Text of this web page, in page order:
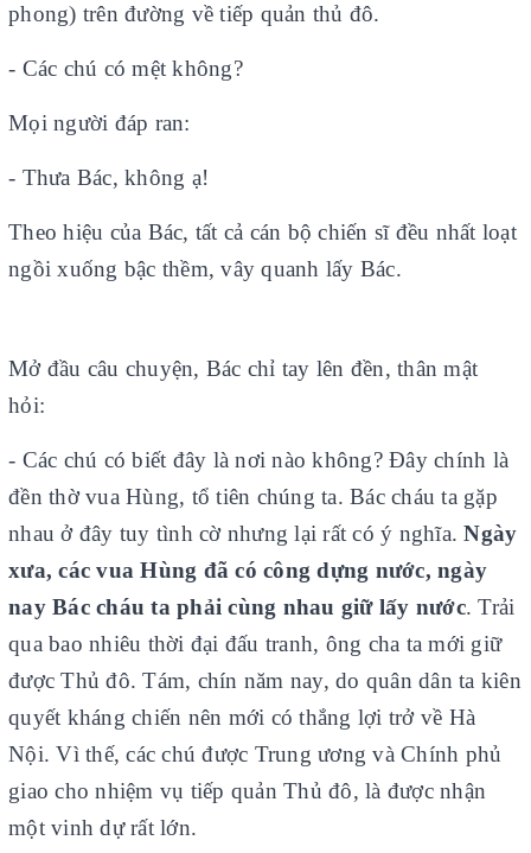
phong) trên đường về tiếp quản thủ đô.
- Các chú có mệt không?
Mọi người đáp ran:
- Thưa Bác, không ạ!
Theo hiệu của Bác, tất cả cán bộ chiến sĩ đều nhất loạt
ngồi xuống bậc thềm, vây quanh lấy Bác.
Mở đầu câu chuyện, Bác chỉ tay lên đền, thân mật
hỏi:
- Các chú có biết đây là nơi nào không? Đây chính là
đền thờ vua Hùng, tổ tiên chúng ta. Bác cháu ta gặp
nhau ở đây tuy tình cờ nhưng lại rất có ý nghĩa.Ngày
xưa, các vua Hùng đã có công dựng nước, ngày
nay Bác cháu ta phải cùng nhau giữ lấy nước. Trải
qua bao nhiêu thời đại đấu tranh, ông cha ta mới giữ
được Thủ đô. Tám, chín năm nay, do quân dân ta kiên
quyết kháng chiến nên mới có thắng lợi trở về Hà
Nội. Vì thế, các chú được Trung ương và Chính phủ
giao cho nhiệm vụ tiếp quản Thủ đô, là được nhận
một vinh dự rất lớn.